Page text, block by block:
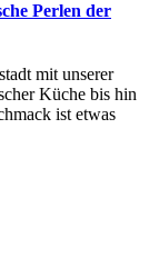
Perlen der
mit unserer
Küche bis hin
ist etwas